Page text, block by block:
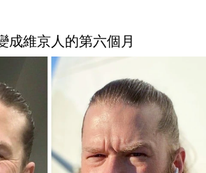
成維京人的第六個月